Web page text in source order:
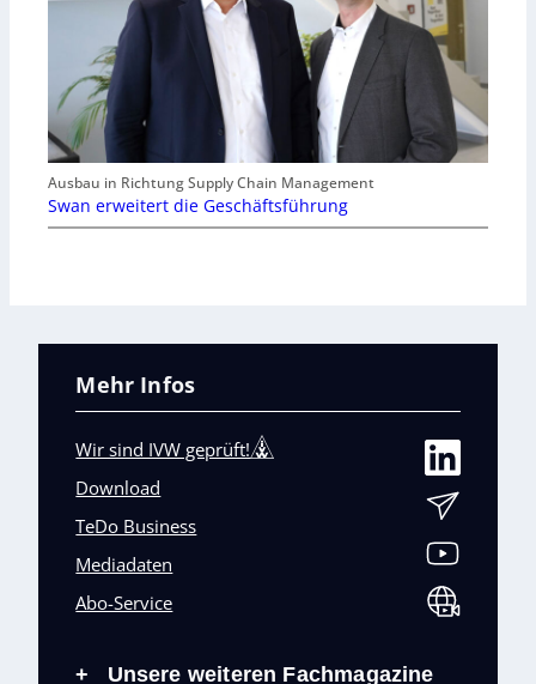
Ausbau in Richtung Supply Chain Management
Swan erweitert die Geschäftsführung
Mehr Infos
Wir sind IVW geprüft!
Download
TeDo Business
Mediadaten
Abo-Service
+ Unsere weiteren Fachmagazine